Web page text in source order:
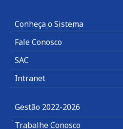
Conheça o Sistema
Fale Conosco
SAC
Intranet
Gestão 2022-2026
Trabalhe Conosco